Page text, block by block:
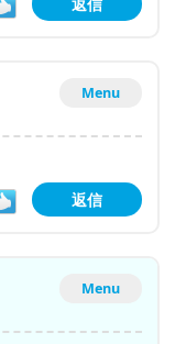
Menu
返信
Menu